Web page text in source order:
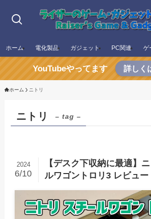
ホーム 電化製品 ガジェット PC関連 ゲ
YouTubeやってます 詳しく
ホーム ニトリ
ニトリ – tag –
【デスク下収納に最適】
ルワゴントロリ3 レビュー
2024
6/10